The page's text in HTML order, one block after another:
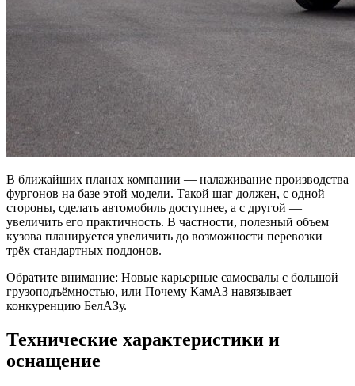
В ближайших планах компании — налаживание производства
фургонов на базе этой модели. Такой шаг должен, с одной
стороны, сделать автомобиль доступнее, а с другой —
увеличить его практичность. В частности, полезный объем
кузова планируется увеличить до возможности перевозки
трёх стандартных поддонов.
Обратите внимание: Новые карьерные самосвалы с большой
грузоподъёмностью, или Почему КамАЗ навязывает
конкуренцию БелАЗу.
Технические характеристики и
оснащение